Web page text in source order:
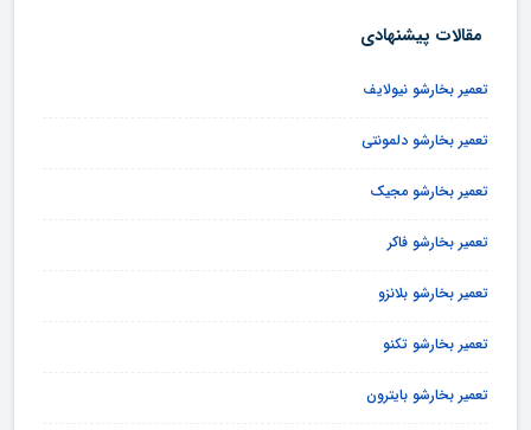
مقالات پیشنهادی
تعمیر بخارشو نیولایف
تعمیر بخارشو دلمونتی
تعمیر بخارشو مجیک
تعمیر بخارشو فاکر
تعمیر بخارشو بلانزو
تعمیر بخارشو تکنو
تعمیر بخارشو بایترون